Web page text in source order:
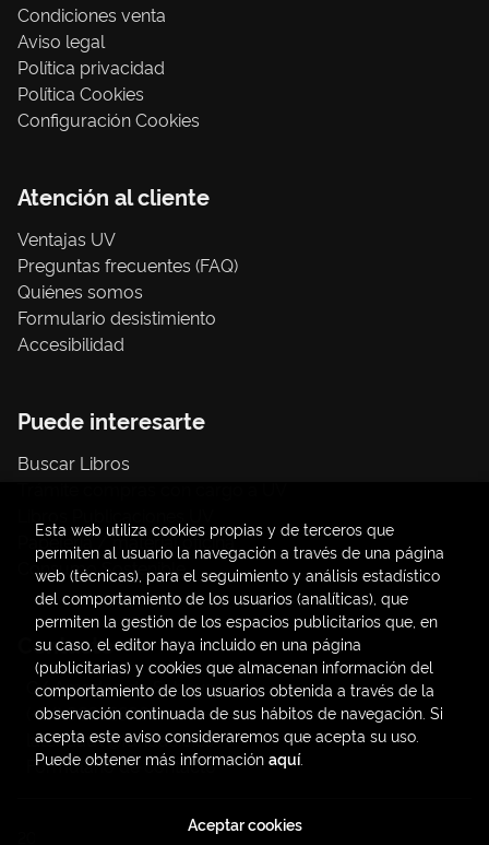
Condiciones venta
Aviso legal
Política privacidad
Política Cookies
Configuración Cookies
Atención al cliente
Ventajas UV
Preguntas frecuentes (FAQ)
Quiénes somos
Formulario desistimiento
Accesibilidad
Puede interesarte
Buscar Libros
Papelería / material oficina
Consumo Sostenible
Contacto
C/ Amadeo de Saboya, 4
(+34) 963828968
latendauv@fundacio.es
Formulario de contacto
. Todos los Derechos Reservados |
Esta web utiliza cookies propias y de terceros que
permiten al usuario la navegación a través de una página
web (técnicas), para el seguimiento y análisis estadístico
del comportamiento de los usuarios (analíticas), que
permiten la gestión de los espacios publicitarios que, en
su caso, el editor haya incluido en una página
(publicitarias) y cookies que almacenan información del
comportamiento de los usuarios obtenida a través de la
observación continuada de sus hábitos de navegación. Si
acepta este aviso consideraremos que acepta su uso.
Puede obtener más información aquí.
Aceptar cookies